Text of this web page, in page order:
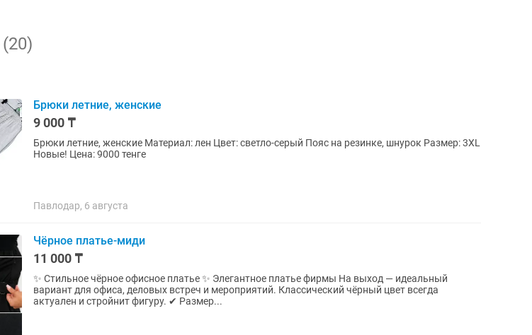
(20)
Брюки летние, женские
9 000 ₸
Брюки летние, женские Материал: лен Цвет: светло-серый Пояс на резинке, шнурок Размер: 3XL
Новые! Цена: 9000 тенге
Павлодар, 6 августа
Чёрное платье-миди
11 000 ₸
✨ Стильное чёрное офисное платье ✨ Элегантное платье фирмы На выход — идеальный
вариант для офиса, деловых встреч и мероприятий. Классический чёрный цвет всегда
актуален и стройнит фигуру. ✔ Размер...